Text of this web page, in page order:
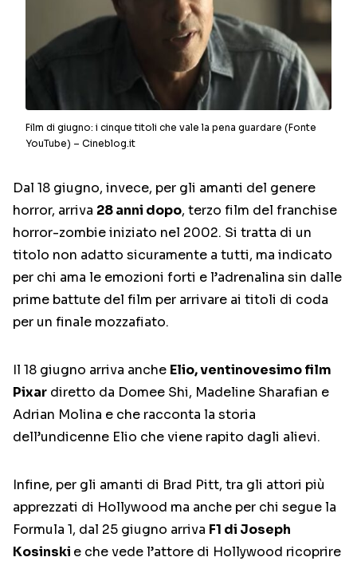
Film di giugno: i cinque titoli che vale la pena guardare (Fonte
YouTube) – Cineblog.it
Dal 18 giugno, invece, per gli amanti del genere
horror, arriva 28 anni dopo, terzo film del franchise
horror-zombie iniziato nel 2002. Si tratta di un
titolo non adatto sicuramente a tutti, ma indicato
per chi ama le emozioni forti e l’adrenalina sin dalle
prime battute del film per arrivare ai titoli di coda
per un finale mozzafiato.
Il 18 giugno arriva anche Elio, ventinovesimo film
Pixar diretto da Domee Shi, Madeline Sharafian e
Adrian Molina e che racconta la storia
dell’undicenne Elio che viene rapito dagli alievi.
Infine, per gli amanti di Brad Pitt, tra gli attori più
apprezzati di Hollywood ma anche per chi segue la
Formula 1, dal 25 giugno arriva F1 di Joseph
Kosinski e che vede l’attore di Hollywood ricoprire